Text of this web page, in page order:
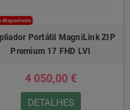
Portátil MagniLink ZIP
Premium 17 FHD LVI
4 050,00 €
DETALHES